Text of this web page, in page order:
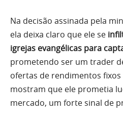
Na decisão assinada pela
ela deixa claro que ele se
igrejas evangélicas para
prometendo ser um trader
ofertas de rendimentos fixos
mostram que ele prometia
mercado, um forte sinal de